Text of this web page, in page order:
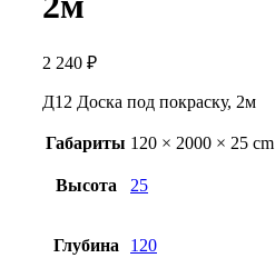
2 240 ₽
Д12 Доска под покраску, 2м
Габариты 120 × 2000 × 25 cm
Высота 25
Глубина 120